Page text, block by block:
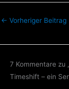
← Vorheriger Beitrag
7 Kommentare zu
Timeshift – ein